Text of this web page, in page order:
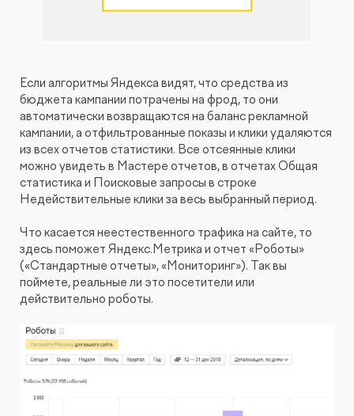
Если алгоритмы Яндекса видят, что средства из
бюджета кампании потрачены на фрод, то они
автоматически возвращаются на баланс рекламной
кампании, а отфильтрованные показы и клики удаляются
из всех отчетов статистики. Все отсеянные клики
можно увидеть в Мастере отчетов, в отчетах Общая
статистика и Поисковые запросы в строке
Недействительные клики за весь выбранный период.
Что касается неестественного трафика на сайте, то
здесь поможет Яндекс.Метрика и отчет «Роботы»
(«Стандартные отчеты», «Мониторинг»). Так вы
поймете, реальные ли это посетители или
действительно роботы.